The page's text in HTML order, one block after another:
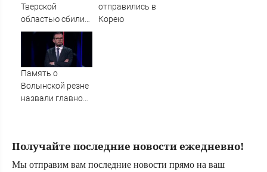
Дианой
Тверской
областью сбили
БПЛА
отправились в
Корею
Память о
Волынской резне
назвали главной
Новости на
Получайте последние новости ежедневно!
Мы отправим вам последние новости прямо на ваш